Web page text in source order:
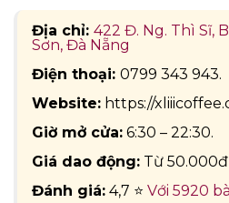
Địa chỉ: 422 Đ. Ng. Thì Sĩ,
Sơn, Đà Nẵng
Điện thoại: 0799 343 943.
Website: https://
Giờ mở cửa: 6:30 – 22:30.
Giá dao động: Từ
Đánh giá: 4,7 ⭐ Với 5920